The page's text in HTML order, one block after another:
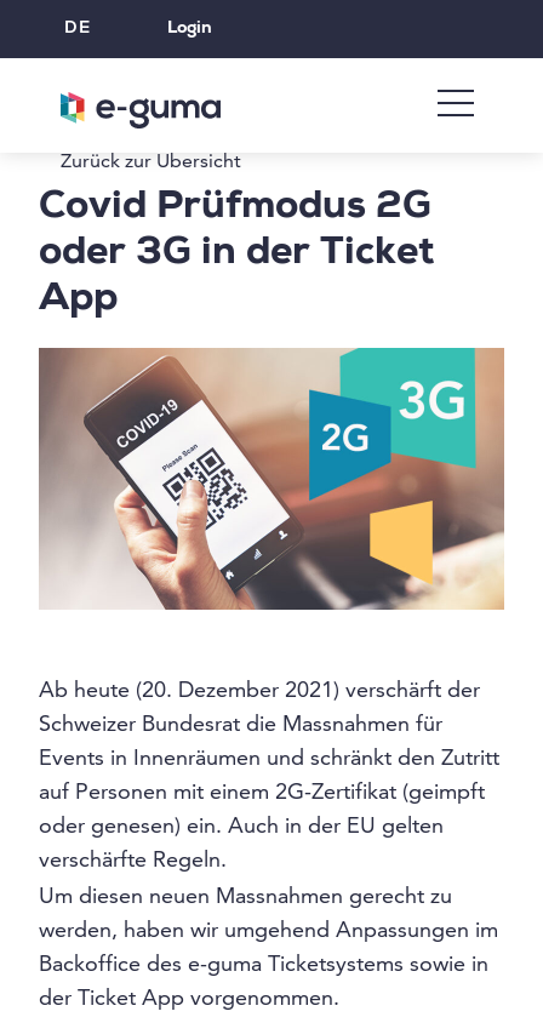
DE Login
Zurück zur Übersicht
Covid Prüfmodus 2G
oder 3G in der Ticket
App
Ab heute (20. Dezember 2021) verschärft der
Schweizer Bundesrat die Massnahmen für
Events in Innenräumen und schränkt den Zutritt
auf Personen mit einem 2G-Zertifikat (geimpft
oder genesen) ein. Auch in der EU gelten
verschärfte Regeln.
Um diesen neuen Massnahmen gerecht zu
werden, haben wir umgehend Anpassungen im
Backoffice des e-guma Ticketsystems sowie in
der Ticket App vorgenommen.